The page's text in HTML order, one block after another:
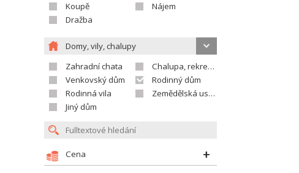
Koupě
Nájem
Dražba
Domy, vily, chalupy
Zahradní chata
Chalupa, rekreační domek
Venkovský dům
Rodinný dům
Rodinná vila
Zemědělská usedlost
Jiný dům
Cena